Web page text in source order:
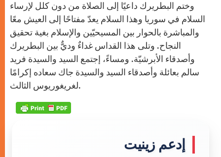
وختم البطريرك داعيًا إلى الصلاة من دون كلل لإرساء
السلام في سوريا وهذا السلام يعدّ مفتاحًا إلى العيش معًا
والمباشرة بالحوار بين المسيحيّين والإسلام بغية تحقيق
النجاح. وتلى هذا القداس غداءٌ وديٌّ بين البطريرك
وأصدقاء الأبرشيّة. ومساءً، إجتمع السيد والسيدة فريد
سالم بعائلة وأصدقاء السيد والسيدة جاك سعاده إكرامًا
لغريغوريوس الثالث.
إدعم زينيت